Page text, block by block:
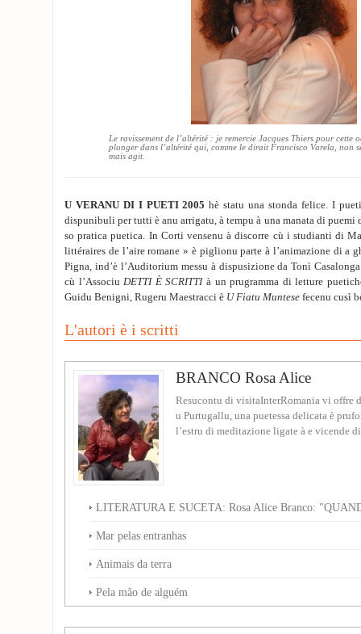
Le ravissement de l’altérité : je remercie Jacques Thiers pour cette
plonger dans l’altérité qui, comme le dirait Francisco Varela, non
mais agit.
U VERANU DI I PUETI 2005 hè statu una stonda felice. I
dispunibuli per tutti è anu arrigatu, à tempu à una manata di puemi
so pratica puetica. In Corti vensenu à discorre cù i studianti di
littéraires de l’aire romane » è piglionu parte à l’animazione di a
Pigna, ind’è l’Auditorium messu à dispusizione da Tonì
cù l’AssociuDETTI È SCRITTIà un prugramma di letture
Guidu Benigni, Rugeru Maestracci è U Fiatu Muntese fecenu cusì
L'autori è i scritti
BRANCO Rosa Alice
Resucontu di visitaInterRomania vi offre
u Purtugallu, una puetessa delicata è
l’estru di meditazione ligate à e vicende
LITERATURA E SUCETA: Rosa Alice Branco:
Mar pelas entranhas
Animais da terra
Pela mão de alguém